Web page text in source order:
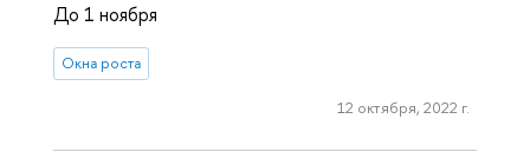
До 1 ноября
Окна роста
12 октября, 2022 г.